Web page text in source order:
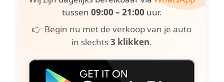
tussen 09:00 – 21:00 uur.
👉 Begin nu met de verkoop van je auto
in slechts3 klikken.